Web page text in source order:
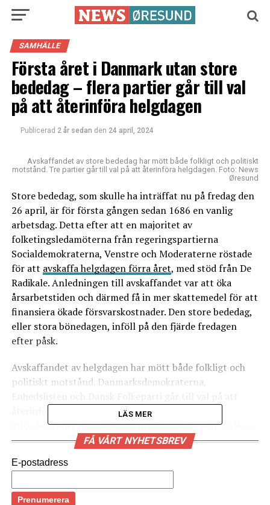
SAMHÄLLE
Första året i Danmark utan store
bededag – flera partier går till val
på att återinföra helgdagen
Publicerad 2 år sedan den 24 april, 2024
Avskaffandet av store bededag har mött både folkligt och politiskt
motstånd. Tre partier går till val på att återinföra helgdagen. Foto: News
Øresund
Store bededag, som skulle ha inträffat nu på fredag den
26 april, är för första gången sedan 1686 en vanlig
arbetsdag. Detta efter att en majoritet av
folketingsledamöterna från regeringspartierna
Socialdemokraterna, Venstre och Moderaterne röstade
för att avskaffa helgdagen förra året, med stöd från De
Radikale. Anledningen till avskaffandet var att öka
årsarbetstiden och därmed få in mer skattemedel för att
finansiera ökade försvarskostnader. Den store bededag,
eller stora bönedagen, inföll på den fjärde fredagen
efter påsk.
Avskaffandet av helgdagen har mött både folkligt och
politiskt motstånd. Danmarksdemokraterna,
återinföra helgdagen. De anser att förändringen
infördes under den felaktiga premissen att den skulle ge
mer pengar till statskassan, som skulle användas
Økonomiske Råd har varitkritiska till avskaffandet av
avskaffandet av store bededag inte kommer att ge några
LÄS MER
FÅ VÅRT NYHETSBREV
E-postadress